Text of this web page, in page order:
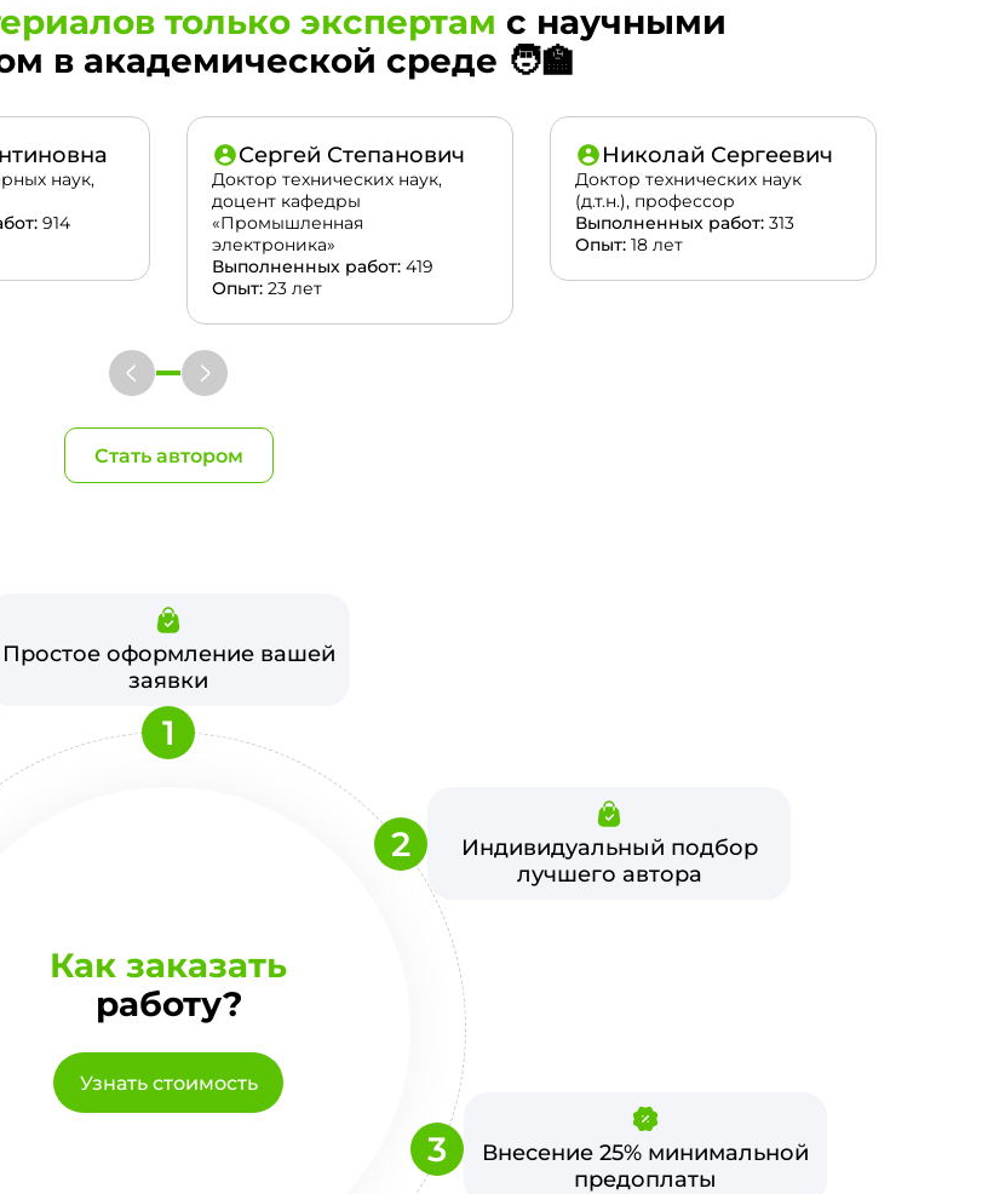
только экспертам с научными
в академической среде 🧑‍🏫
наук,
914
Сергей Степанович
Доктор технических наук,
доцент кафедры
«Промышленная
электроника»
Выполненных работ: 419
Опыт: 23 лет
Николай Сергеевич
Доктор технических наук
(д.т.н.), профессор
Выполненных работ: 313
Опыт: 18 лет
Стать автором
Как заказать
работу?
Узнать стоимость
Простое оформление вашей
заявки
1
Индивидуальный подбор
лучшего автора
2
Внесение 25% минимальной
предоплаты
3